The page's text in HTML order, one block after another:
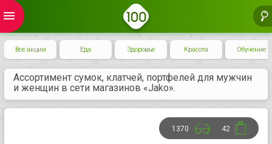
menu
Все акции Еда Здоровье Красота Обучение
Ассортимент сумок, клатчей, портфелей для мужчин
и женщин в сети магазинов «Jako».
1370 42